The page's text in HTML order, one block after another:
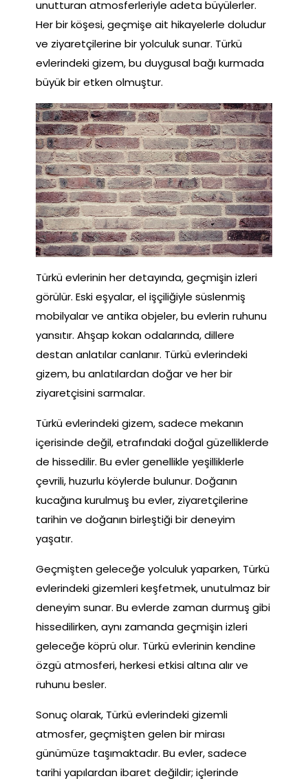
unutturan atmosferleriyle adeta büyülerler.
Her bir köşesi, geçmişe ait hikayelerle doludur
ve ziyaretçilerine bir yolculuk sunar. Türkü
evlerindeki gizem, bu duygusal bağı kurmada
büyük bir etken olmuştur.
Türkü evlerinin her detayında, geçmişin izleri
görülür. Eski eşyalar, el işçiliğiyle süslenmiş
mobilyalar ve antika objeler, bu evlerin ruhunu
yansıtır. Ahşap kokan odalarında, dillere
destan anlatılar canlanır. Türkü evlerindeki
gizem, bu anlatılardan doğar ve her bir
ziyaretçisini sarmalar.
Türkü evlerindeki gizem, sadece mekanın
içerisinde değil, etrafındaki doğal güzelliklerde
de hissedilir. Bu evler genellikle yeşilliklerle
çevrili, huzurlu köylerde bulunur. Doğanın
kucağına kurulmuş bu evler, ziyaretçilerine
tarihin ve doğanın birleştiği bir deneyim
yaşatır.
Geçmişten geleceğe yolculuk yaparken, Türkü
evlerindeki gizemleri keşfetmek, unutulmaz bir
deneyim sunar. Bu evlerde zaman durmuş gibi
hissedilirken, aynı zamanda geçmişin izleri
geleceğe köprü olur. Türkü evlerinin kendine
özgü atmosferi, herkesi etkisi altına alır ve
ruhunu besler.
Sonuç olarak, Türkü evlerindeki gizemli
atmosfer, geçmişten gelen bir mirası
günümüze taşımaktadır. Bu evler, sadece
tarihi yapılardan ibaret değildir; içlerinde